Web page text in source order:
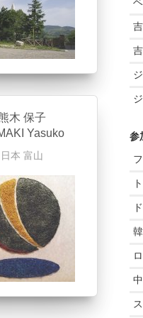
木 保子
Yasuko
日本富山
参